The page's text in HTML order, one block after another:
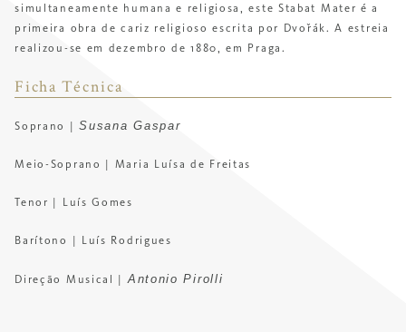
simultaneamente humana e religiosa, este Stabat Materé a
primeira obra de cariz religioso escrita por Dvořák.A estreia
realizou-se em dezembro de 1880, em Praga.
Ficha Técnica
Soprano |Susana Gaspar
Meio-Soprano | Maria Luísa de Freitas
Tenor | Luís Gomes
Barítono | Luís Rodrigues
Direção Musical |Antonio Pirolli